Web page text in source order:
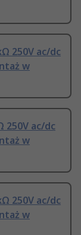
250V ac/dc
w
250V ac/dc
w
250V ac/dc
w